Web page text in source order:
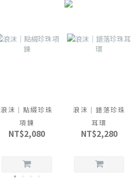
浪沫｜點綴珍珠
項鍊
NT$2,080
浪沫｜錯落珍珠
耳環
NT$2,280